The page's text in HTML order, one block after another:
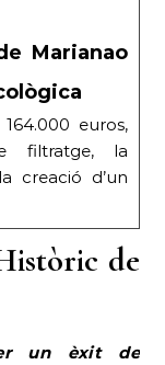
Marianao
euros,
filtratge, la
creació d’un
de
un èxit de